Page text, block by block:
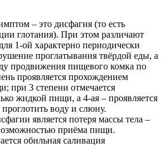
– это дисфагия (то есть
глотания). При этом различают
1-ой характерно периодически
проглатывания твёрдой еды, а
продвижения пищевого комка по
проявляется прохождением
при 3 степени отмечается
жидкой пищи, а 4-ая – проявляется
воду и слюну.
является потеря массы тела –
приёма пищи.
обильная саливация